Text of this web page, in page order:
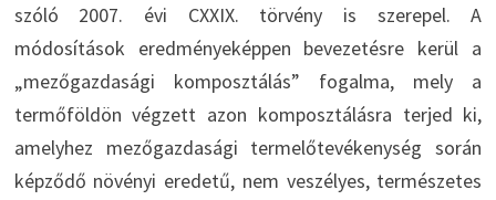
szóló 2007. évi CXXIX. törvény is szerepel. A
módosítások eredményeképpen bevezetésre kerül a
„mezőgazdasági komposztálás” fogalma, mely a
termőföldön végzett azon komposztálásra terjed ki,
amelyhez mezőgazdasági termelőtevékenység során
képződő növényi eredetű, nem veszélyes, természetes